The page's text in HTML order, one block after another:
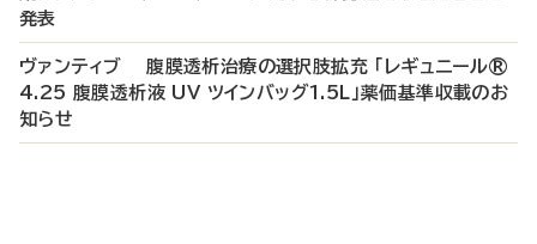
発表
ヴァンティブ 腹膜透析治療の選択肢拡充 「レギュニール®
4.25 腹膜透析液 UV ツインバッグ1.5L」薬価基準収載のお
知らせ